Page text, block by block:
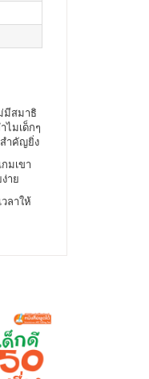
มีสมาธิ
มเด็กๆ
ำคัญยิ่ง
มเขา
าย
ลาให้